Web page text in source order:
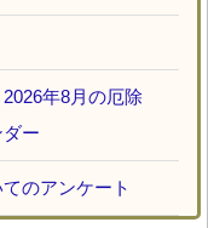
年8月の厄除
ー
のアンケート